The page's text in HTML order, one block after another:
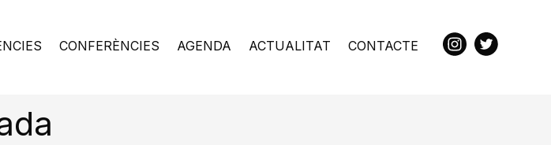
CONFERÈNCIES AGENDA ACTUALITAT CONTACTE